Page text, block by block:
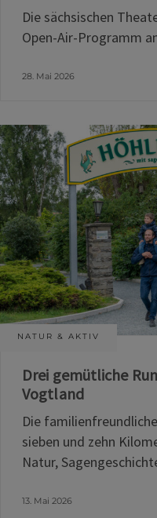
Die sächsischen
Open-Air-Programm
28. Mai 2026
NATUR & AKTIV
Drei gemütliche
Vogtland
Die
sieben und zehn
Natur,
13. Mai 2026